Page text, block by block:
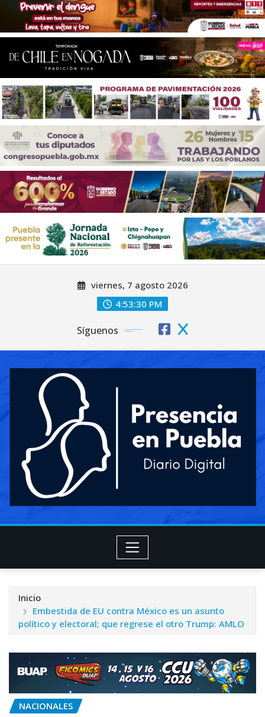
viernes, 7 agosto 2026
4:53:32 PM
Síguenos
Inicio
Embestida de EU contra México es un asunto
político y electoral; que regrese el otro Trump: AMLO
NACIONALES